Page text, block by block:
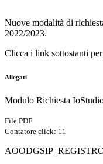
Nuove modalità di
2022/2023.
Clicca i link sottostanti
Allegati
Modulo Richiesta
File PDF
Contatore click: 11